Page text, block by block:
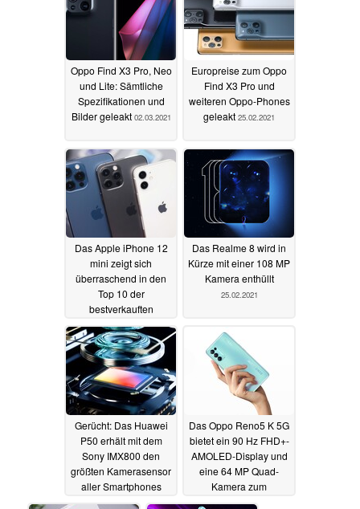
Oppo Find X3 Pro, Neo
und Lite: Sämtliche
Spezifikationen und
Bilder geleakt 02.03.2021
Europreise zum Oppo
Find X3 Pro und
weiteren Oppo-Phones
geleakt 25.02.2021
Das Apple iPhone 12
mini zeigt sich
überraschend in den
Top 10 der
bestverkauften
Smartphones 2020
25.02.2021
Das Realme 8 wird in
Kürze mit einer 108 MP
Kamera enthüllt
25.02.2021
Gerücht: Das Huawei
P50 erhält mit dem
Sony IMX800 den
größten Kamerasensor
aller Smartphones
25.02.2021
Das Oppo Reno5 K 5G
bietet ein 90 Hz FHD+-
AMOLED-Display und
eine 64 MP Quad-
Kamera zum
günstigeren Preis